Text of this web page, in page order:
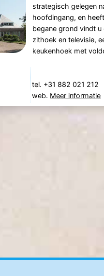
strategisch gelegen
hoofdingang, en
begane grond vindt
zithoek en televisie,
keukenhoek met
tel. +31 882 021 212
web. Meer informatie